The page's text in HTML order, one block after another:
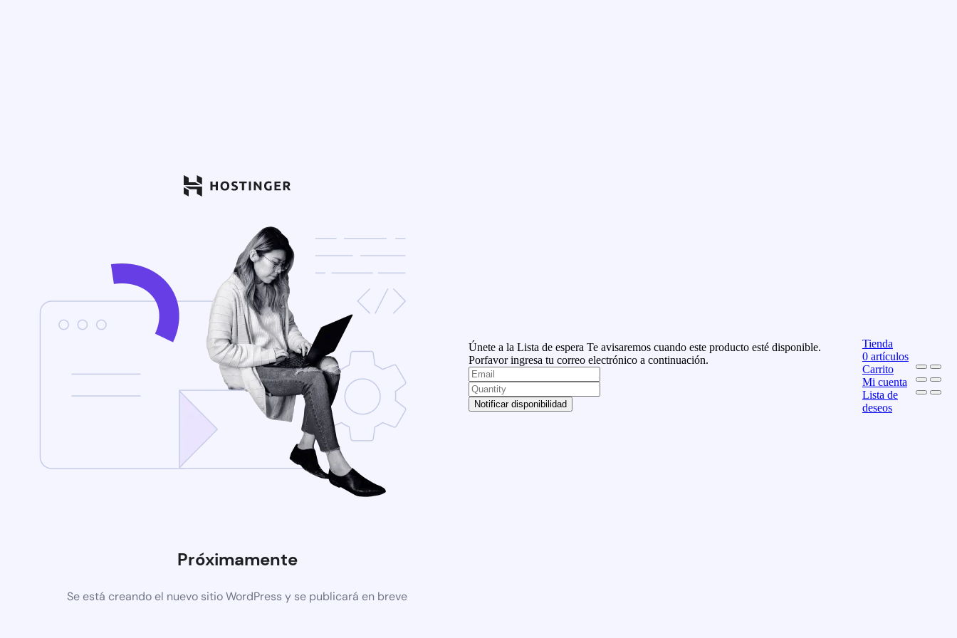
Próximamente
Se está creando el nuevo sitio WordPress y se publicará en breve
Únete a la Lista de espera Te avisaremos cuando este producto esté disponible.
Porfavor ingresa tu correo electrónico a continuación.
Notificar disponibilidad
Tienda
0 artículos
Carrito
Mi cuenta
Lista de
deseos